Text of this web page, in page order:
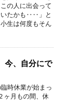
の人に出会って
いたかも‥‥」と
生は何度もそん
今、自分にで
時休業が始まっ
ヶ月もの間、休